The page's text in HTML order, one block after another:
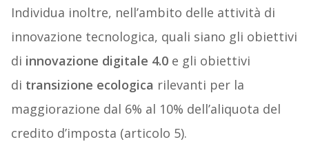
Individua inoltre, nell’ambito delle attività di
innovazione tecnologica, quali siano gli obiettivi
di innovazione digitale 4.0e gli obiettivi
di transizione ecologica rilevanti per la
maggiorazione dal 6% al 10% dell’aliquota del
credito d’imposta (articolo 5).